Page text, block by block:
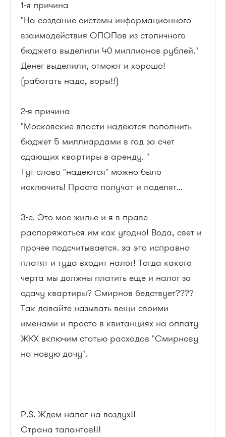
1-я причина
"На создание системы информационного
взаимодействия ОПОПов из столичного
бюджета выделили 40 миллионов рублей."
Денег выделили, отмоют и хорошо!
(работать надо, воры!!)
2-я причина
"Московские власти надеются пополнить
бюджет 5 миллиардами в год за счет
сдающих квартиры в аренду. "
Тут слово "надеются" можно было
исключить! Просто получат и поделят...
3-е. Это мое жилье и я в праве
распоряжаться им как угодно! Вода, свет и
прочее подсчитывается. за это исправно
платят и туда входит налог! Тогда какого
черта мы должны платить еще и налог за
сдачу квартиры? Смирнов бедствует????
Так давайте называть вещи своими
именами и просто в квитанциях на оплату
ЖКХ включим статью расходов "Смирнову
на новую дачу".
P.S. Ждем налог на воздух!!
Страна талантов!!!